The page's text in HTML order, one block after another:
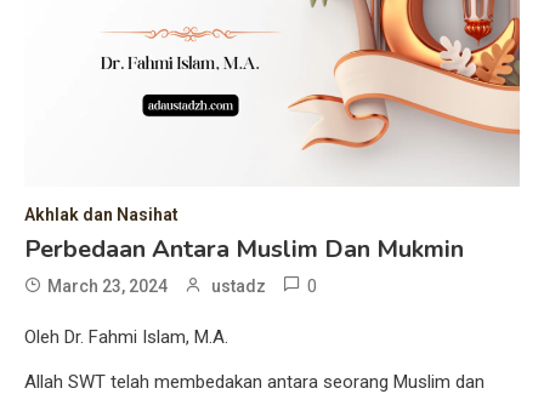
Akhlak dan Nasihat
Perbedaan Antara Muslim Dan Mukmin
March 23, 2024 ustadz 0
Oleh Dr. Fahmi Islam, M.A.
Allah SWT telah membedakan antara seorang Muslim dan